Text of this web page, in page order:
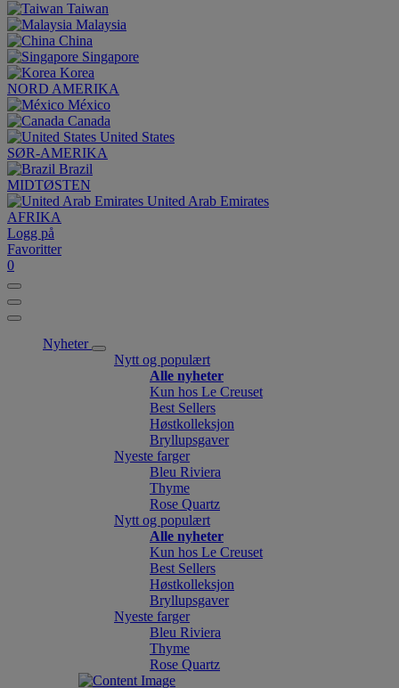
Taiwan
Malaysia
China
Singapore
Korea
NORD AMERIKA
México
Canada
United States
SØR-AMERIKA
Brazil
MIDTØSTEN
United Arab Emirates
AFRIKA
Logg på
Favoritter
0
Nyheter
Nytt og populært
Alle nyheter
Kun hos Le Creuset
Best Sellers
Høstkolleksjon
Bryllupsgaver
Nyeste farger
Bleu Riviera
Thyme
Rose Quartz
Nytt og populært
Alle nyheter
Kun hos Le Creuset
Best Sellers
Høstkolleksjon
Bryllupsgaver
Nyeste farger
Bleu Riviera
Thyme
Rose Quartz